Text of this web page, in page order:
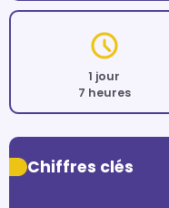
1 jour
7 heures
Chiffres clés